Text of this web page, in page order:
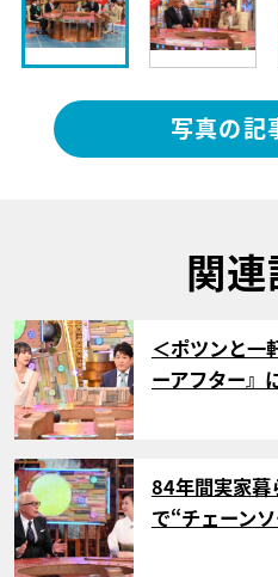
写真の記
関
サムネイル
＜ポツンと一
ーアフター』
サムネイル
84年間実家暮
で“チェーン